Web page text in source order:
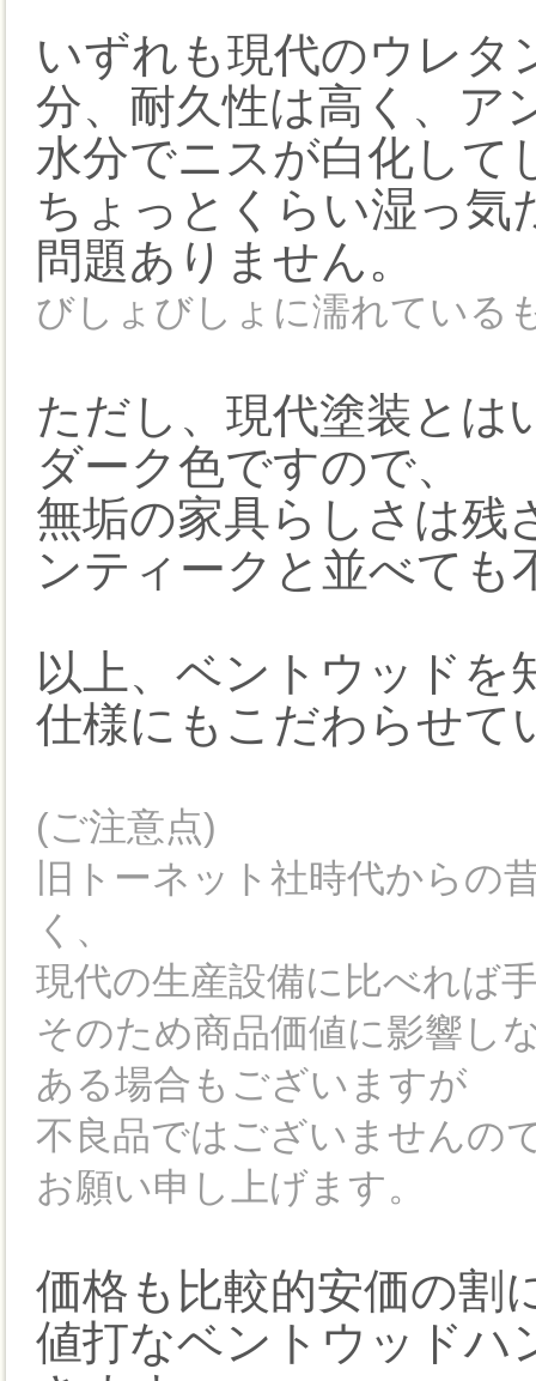
いずれも現代のウレタ
分、耐久性は高く、ア
水分でニスが白化して
ちょっとくらい湿っ
問題ありません。
びしょびしょに濡れている
ただし、現代塗装とは
ダーク色ですので、
無垢の家具らしさは残
ンティークと並べても
以上、ベントウッド
仕様にもこだわらせて
(ご注意点)
旧トーネット社時代からの
く、
現代の生産設備に比べれば
そのため商品価値に影響し
ある場合もございますが
不良品ではございませんの
お願い申し上げます。
価格も比較的安価の割
値打なベントウッドハ